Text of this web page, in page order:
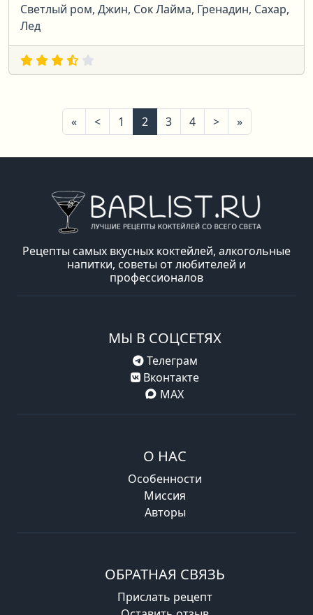
Светлый ром, Джин, Сок Лайма, Гренадин, Сахар,
Лед
«Первая
<Предыдущая
1 2 3 4 >Следующая
»Последняя
Рецепты самых вкусных коктейлей, алкогольные
напитки, советы от любителей и
профессионалов
МЫ В СОЦСЕТЯХ
Телеграм
Вконтакте
MAX
О НАС
Особенности
Миссия
Авторы
ОБРАТНАЯ СВЯЗЬ
Прислать рецепт